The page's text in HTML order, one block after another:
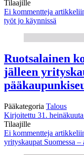
Tilaajille
Ei kommentteja
työt jo käynnissä
Ruotsalainen
jälleen
Pääkategoria Talous
Kirjoitettu 31.
Tilaajille
Ei kommentteja
yrityskaupat Suomessa